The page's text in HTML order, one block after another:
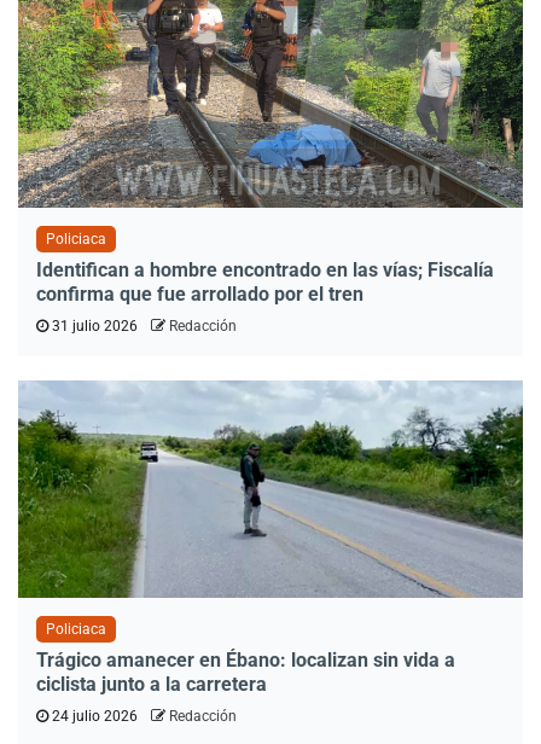
Policiaca
Identifican a hombre encontrado en las vías; Fiscalía
confirma que fue arrollado por el tren
31 julio 2026 Redacción
Policiaca
Trágico amanecer en Ébano: localizan sin vida a
ciclista junto a la carretera
24 julio 2026 Redacción